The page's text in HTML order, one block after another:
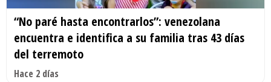
“No paré hasta encontrarlos”: venezolana
encuentra e identifica a su familia tras 43 días
del terremoto
Hace 2 días